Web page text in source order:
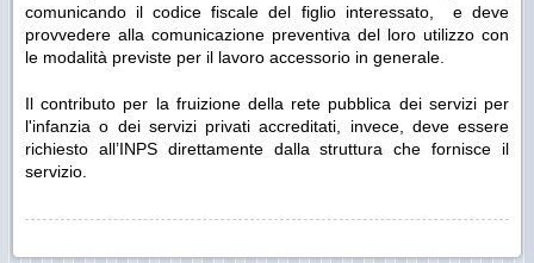
comunicando il codice fiscale del figlio interessato, e deve
provvedere alla comunicazione preventiva del loro utilizzo con
le modalità previste per il lavoro accessorio in generale.
Il contributo per la fruizione della rete pubblica dei servizi per
l'infanzia o dei servizi privati accreditati, invece, deve essere
richiesto all’INPS direttamente dalla struttura che fornisce il
servizio.